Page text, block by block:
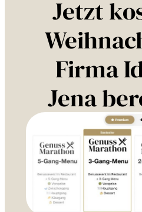
Jetzt
Firma
Jena